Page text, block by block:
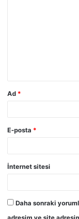
Ad *
E-posta *
İnternet sitesi
Daha sonraki
adresim ve site